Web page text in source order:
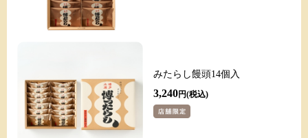
みたらし饅頭14個入
3,240円